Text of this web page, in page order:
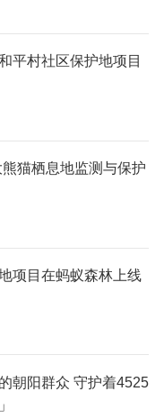
平村社区保护地项目
猫栖息地监测与保护
项目在蚂蚁森林上线
朝阳群众 守护着4525